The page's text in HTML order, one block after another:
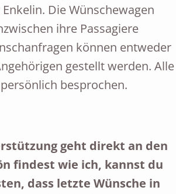
Die Wünschewagen
ihre Passagiere
können entweder
gestellt werden. Alle
besprochen.
geht direkt an den
findest wie ich, kannst du
dass letzte Wünsche in